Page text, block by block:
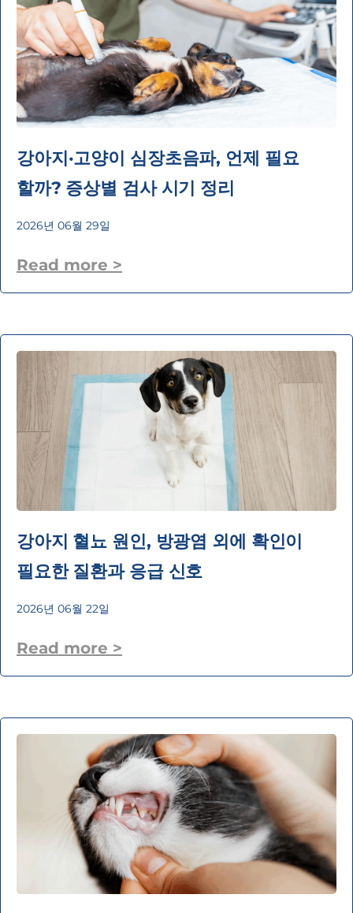
강아지·고양이 심장초음파, 언제 필요
할까? 증상별 검사 시기 정리
2026년 06월 29일
Read more >
강아지 혈뇨 원인, 방광염 외에 확인이
필요한 질환과 응급 신호
2026년 06월 22일
Read more >